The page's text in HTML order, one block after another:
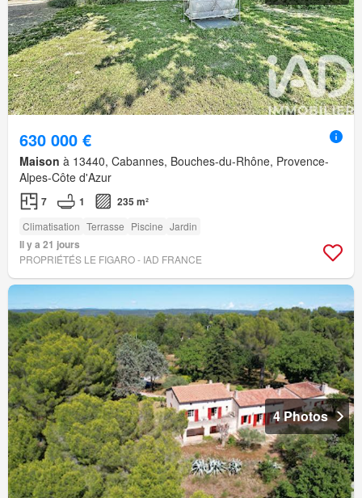
630 000 €
Maison à 13440, Cabannes, Bouches-du-Rhône, Provence-
Alpes-Côte d'Azur
7 1 235 m²
Climatisation Terrasse Piscine Jardin
Il y a 21 jours
PROPRIÉTÉS LE FIGARO - IAD FRANCE
4 Photos